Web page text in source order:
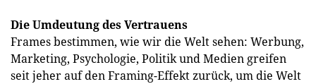
Die Umdeutung des Vertrauens
Frames bestimmen, wie wir die Welt sehen: Werbung,
Marketing, Psychologie, Politik und Medien greifen
seit jeher auf den Framing-Effekt zurück, um die Welt